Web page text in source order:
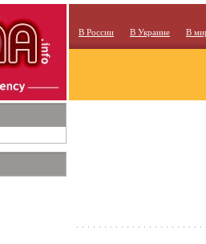
В России В Украине В